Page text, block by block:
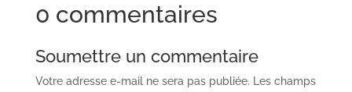
0 commentaires
Soumettre un commentaire
Votre adresse e-mail ne sera pas publiée.
Les champs